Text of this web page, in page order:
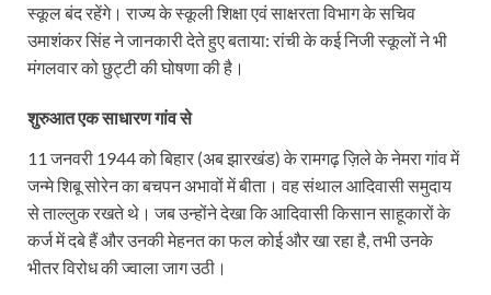
स्कूल बंद रहेंगे। राज्य के स्कूली शिक्षा एवं साक्षरता विभाग के सचिव
उमाशंकर सिंह ने जानकारी देते हुए बताया: रांची के कई निजी स्कूलों ने भी
मंगलवार को छुट्टी की घोषणा की है।
शुरुआत एक साधारण गांव से
11 जनवरी 1944 को बिहार (अब झारखंड) के रामगढ़ ज़िले के नेमरा गांव में
जन्मे शिबू सोरेन का बचपन अभावों में बीता। वह संथाल आदिवासी समुदाय
से ताल्लुक रखते थे। जब उन्होंने देखा कि आदिवासी किसान साहूकारों के
कर्ज में दबे हैं और उनकी मेहनत का फल कोई और खा रहा है, तभी उनके
भीतर विरोध की ज्वाला जाग उठी।